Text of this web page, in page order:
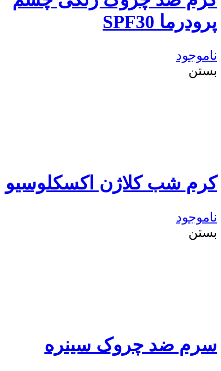
پرودرما SPF30
ناموجود
بستن
کرم شب کلاژن اکسکلوسیو
ناموجود
بستن
سرم ضد چروک سینره